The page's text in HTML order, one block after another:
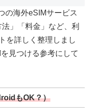
の海外eSIMサービス
」「料金」など、利
を詳しく整理しまし
見つける参考にして
もOK？）